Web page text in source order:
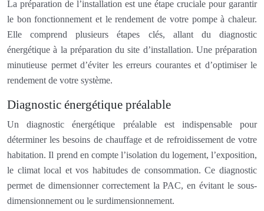
La préparation de l’installation est une étape cruciale pour garantir
le bon fonctionnement et le rendement de votre pompe à chaleur.
Elle comprend plusieurs étapes clés, allant du diagnostic
énergétique à la préparation du site d’installation. Une préparation
minutieuse permet d’éviter les erreurs courantes et d’optimiser le
rendement de votre système.
Diagnostic énergétique préalable
Un diagnostic énergétique préalable est indispensable pour
déterminer les besoins de chauffage et de refroidissement de votre
habitation. Il prend en compte l’isolation du logement, l’exposition,
le climat local et vos habitudes de consommation. Ce diagnostic
permet de dimensionner correctement la PAC, en évitant le sous-
dimensionnement ou le surdimensionnement.